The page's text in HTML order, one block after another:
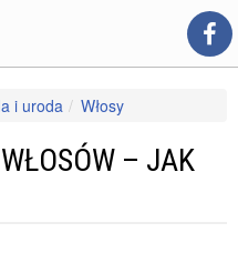
i uroda
Włosy
przygotować?
– JAK